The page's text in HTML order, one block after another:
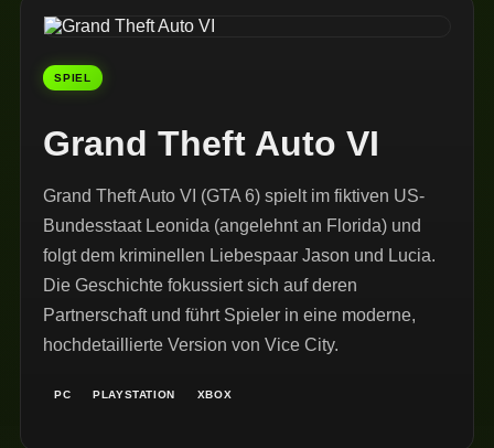
SPIEL
Grand Theft Auto VI
Grand Theft Auto VI (GTA 6) spielt im fiktiven US-
Bundesstaat Leonida (angelehnt an Florida) und
folgt dem kriminellen Liebespaar Jason und Lucia.
Die Geschichte fokussiert sich auf deren
Partnerschaft und führt Spieler in eine moderne,
hochdetaillierte Version von Vice City.
PC PLAYSTATION XBOX